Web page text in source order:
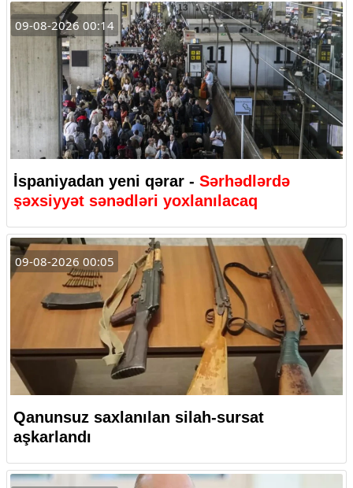
09-08-2026 00:14
İspaniyadan yeni qərar - Sərhədlərdə
şəxsiyyət sənədləri yoxlanılacaq
09-08-2026 00:05
Qanunsuz saxlanılan silah-sursat
aşkarlandı